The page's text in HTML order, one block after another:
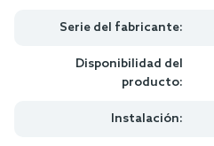
Serie del fabricante:
Disponibilidad del
producto:
Instalación: